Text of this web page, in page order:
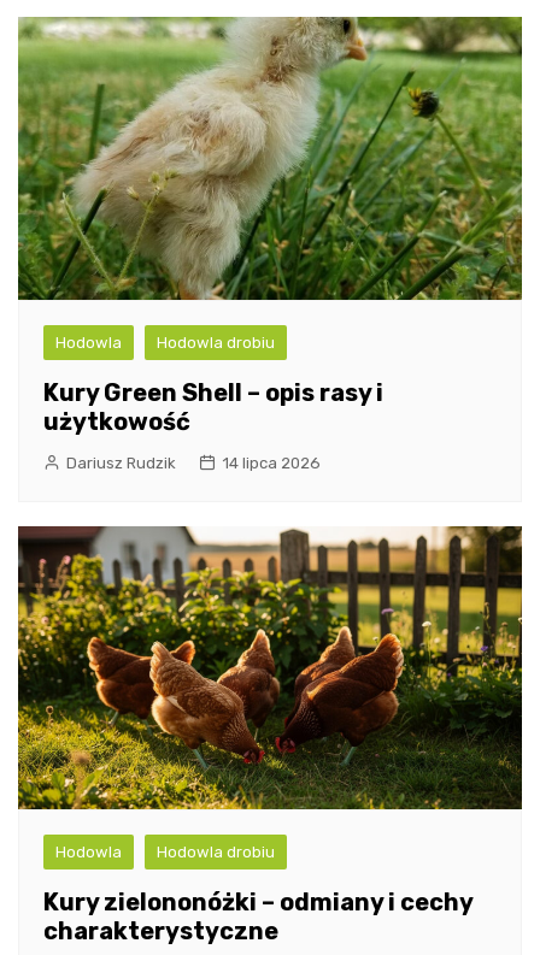
Hodowla Hodowla drobiu
Kury Green Shell – opis rasy i
użytkowość
Dariusz Rudzik 14 lipca 2026
Hodowla Hodowla drobiu
Kury zielononóżki – odmiany i cechy
charakterystyczne